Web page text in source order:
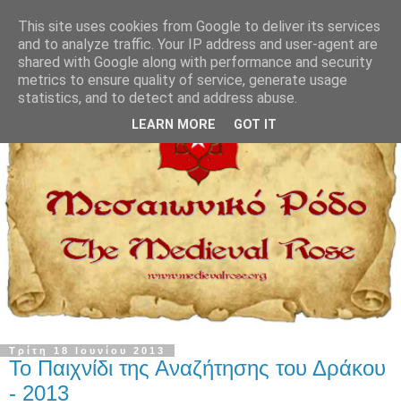
Τρίτη 18 Ιουνίου 2013
Το Παιχνίδι της Αναζήτησης του Δράκου
- 2013
This site uses cookies from Google to deliver its services
and to analyze traffic. Your IP address and user-agent are
shared with Google along with performance and security
metrics to ensure quality of service, generate usage
statistics, and to detect and address abuse.
LEARN MORE GOT IT